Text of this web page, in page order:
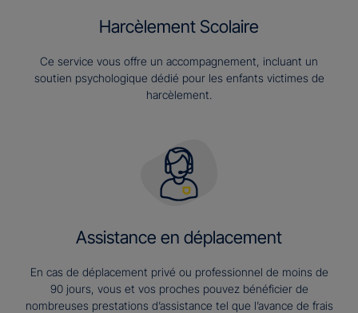
Harcèlement Scolaire
Ce service vous offre un accompagnement, incluant un
soutien psychologique dédié pour les enfants victimes de
harcèlement.
Assistance en déplacement
En cas de déplacement privé ou professionnel de moins de
90 jours, vous et vos proches pouvez bénéficier de
nombreuses prestations d’assistance tel que l’avance de frais